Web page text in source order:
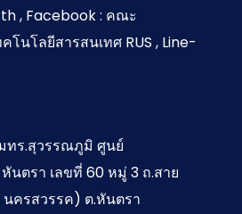
, Facebook : คณะ
โนโลยีสารสนเทศ RUS , Line-
ทร.สุวรรณภูมิ ศูนย์
นตรา เลขที่ 60 หมู่ 3 ถ.สาย
นครสวรรค) ต.หันตรา